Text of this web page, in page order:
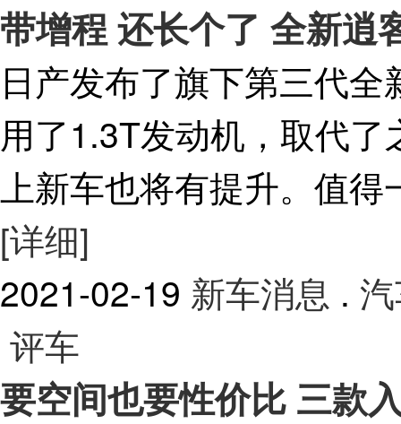
带增程 还长个了 全新逍
日产发布了旗下第三代
用了1.3T发动机，取代
上新车也将有提升。值
[详细]
2021-02-19 新车消息 .
评车
要空间也要性价比 三款